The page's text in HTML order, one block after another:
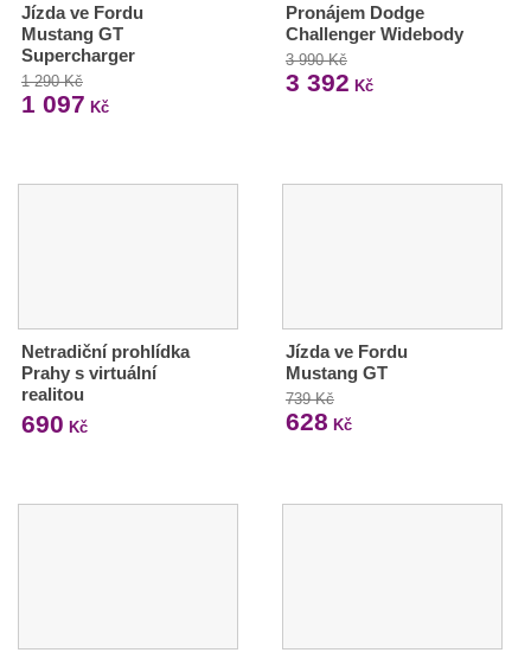
Jízda ve Fordu
Mustang GT
Supercharger
1 290 Kč
1 097 Kč
Pronájem Dodge
Challenger Widebody
3 990 Kč
3 392 Kč
Netradiční prohlídka
Prahy s virtuální
realitou
690 Kč
Jízda ve Fordu
Mustang GT
739 Kč
628 Kč